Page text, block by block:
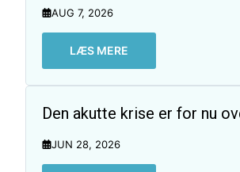
AUG 7, 2026
LÆS MERE
Den akutte krise er for nu
JUN 28, 2026